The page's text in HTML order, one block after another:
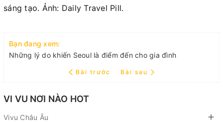
sáng tạo. Ảnh: Daily Travel Pill.
Bạn đang xem:
Những lý do khiến Seoul là điểm đến cho gia đình
Bài trước Bài sau
VI VU NƠI NÀO HOT
Vivu Châu Âu